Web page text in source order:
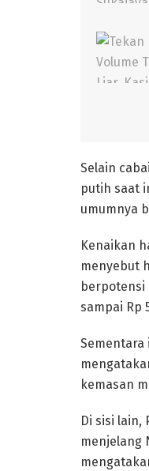
Selain
putih saat
umumnya
Kenaikan
menyebut
berpotensi
sampai Rp
Sementara
kemasan
Di sisi
menjelang